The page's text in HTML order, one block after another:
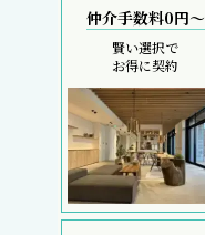
仲介手数料0円～
賢い選択で
お得に契約